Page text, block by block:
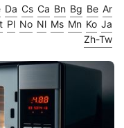
Ar
Be
Bg
Bn
Ca
Cs
Da
Ja
Ko
Mn
Ms
Nl
No
Pl
Zh-Tw